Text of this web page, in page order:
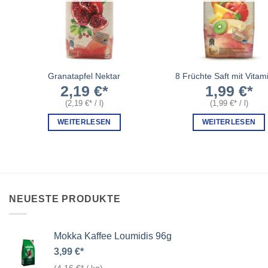
Granatapfel Nektar
2,19 €
(2,19 € / )
WEITERLESEN
8 Früchte Saft mit
1,99 €
(1,99 € / )
WEITERLESEN
NEUESTE PRODUKTE
Mokka Kaffee Loumidis 96g
3,99 €